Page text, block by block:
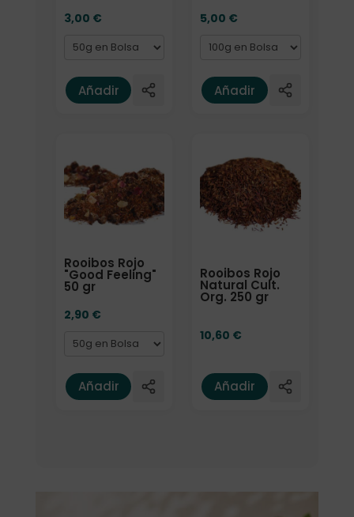
3,00 €
Añadir
5,00 €
Añadir
Rooibos Rojo
"Good Feeling"
50 gr
2,90 €
Añadir
Rooibos Rojo
Natural Cult.
Org. 250 gr
10,60 €
Añadir